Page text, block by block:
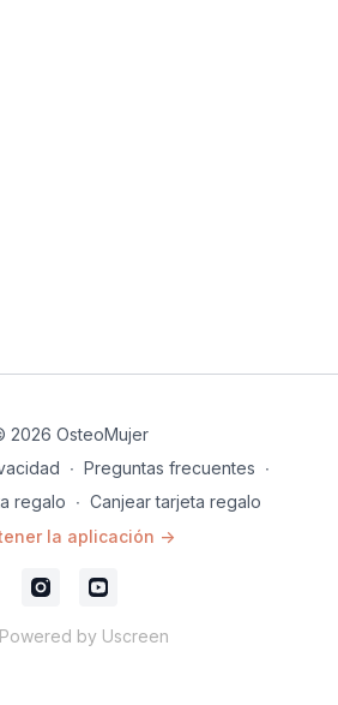
2026 OsteoMujer
∙ Preguntas frecuentes ∙
regalo ∙ Canjear tarjeta regalo
la aplicación ->
Powered by Uscreen